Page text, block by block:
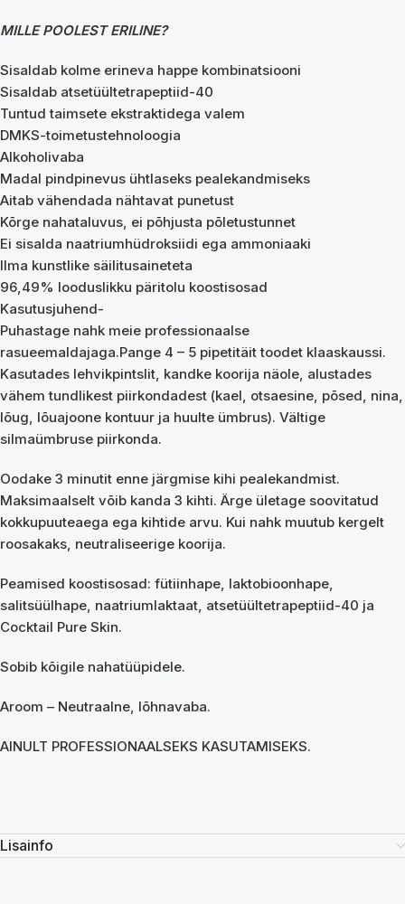
MILLE POOLEST ERILINE?
Sisaldab kolme erineva happe kombinatsiooni
Sisaldab atsetüültetrapeptiid-40
Tuntud taimsete ekstraktidega valem
DMKS-toimetustehnoloogia
Alkoholivaba
Madal pindpinevus ühtlaseks pealekandmiseks
Aitab vähendada nähtavat punetust
Kõrge nahataluvus, ei põhjusta põletustunnet
Ei sisalda naatriumhüdroksiidi ega ammoniaaki
Ilma kunstlike säilitusaineteta
96,49% looduslikku päritolu koostisosad
Kasutusjuhend-
Puhastage nahk meie professionaalse
rasueemaldajaga.Pange 4 – 5 pipetitäit toodet klaaskaussi.
Kasutades lehvikpintslit, kandke koorija näole, alustades
vähem tundlikest piirkondadest (kael, otsaesine, põsed, nina,
lõug, lõuajoone kontuur ja huulte ümbrus). Vältige
silmaümbruse piirkonda.
Oodake 3 minutit enne järgmise kihi pealekandmist.
Maksimaalselt võib kanda 3 kihti. Ärge ületage soovitatud
kokkupuuteaega ega kihtide arvu. Kui nahk muutub kergelt
roosakaks, neutraliseerige koorija.
Peamised koostisosad: fütiinhape, laktobioonhape,
salitsüülhape, naatriumlaktaat, atsetüültetrapeptiid-40 ja
Cocktail Pure Skin.
Sobib kõigile nahatüüpidele.
Aroom – Neutraalne, lõhnavaba.
AINULT PROFESSIONAALSEKS KASUTAMISEKS.
Lisainfo